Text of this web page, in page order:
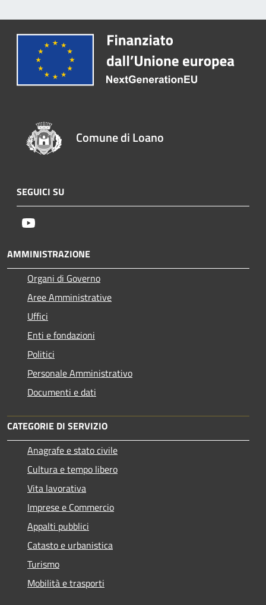
Comune di Loano
SEGUICI SU
AMMINISTRAZIONE
Organi di Governo
Aree Amministrative
Uffici
Enti e fondazioni
Politici
Personale Amministrativo
Documenti e dati
CATEGORIE DI SERVIZIO
Anagrafe e stato civile
Cultura e tempo libero
Vita lavorativa
Imprese e Commercio
Appalti pubblici
Catasto e urbanistica
Turismo
Mobilità e trasporti